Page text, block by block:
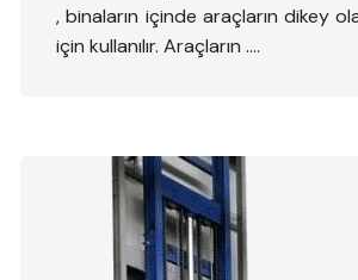
, binaların içinde araçların dikey
için kullanılır. Araçların ….